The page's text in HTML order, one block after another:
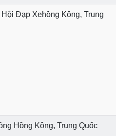
Đạp Xehồng Kông, Trung
Hồng Kông, Trung Quốc